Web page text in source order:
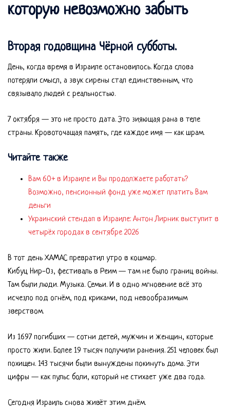
которую невозможно забыть
Вторая годовщина Чёрной субботы.
День, когда время в Израиле остановилось. Когда слова
потеряли смысл, а звук сирены стал единственным, что
связывало людей с реальностью.
7 октября — это не просто дата. Это зияющая рана в теле
страны. Кровоточащая память, где каждое имя — как шрам.
Читайте также
Вам 60+ в Израиле и Вы продолжаете работать?
Возможно, пенсионный фонд уже может платить Вам
деньги
Украинский стендап в Израиле: Антон Лирник выступит в
четырёх городах в сентябре 2026
В тот день ХАМАС превратил утро в кошмар.
Кибуц Нир-Оз, фестиваль в Реим — там не было границ войны.
Там были люди. Музыка. Семьи. И в одно мгновение всё это
исчезло под огнём, под криками, под невообразимым
зверством.
Из 1697 погибших — сотни детей, мужчин и женщин, которые
просто жили. Более 19 тысяч получили ранения. 251 человек был
похищен. 143 тысячи были вынуждены покинуть дома. Эти
цифры — как пульс боли, который не стихает уже два года.
Сегодня Израиль снова живёт этим днём.